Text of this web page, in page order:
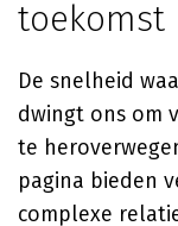
toekomst
De snelheid
dwingt ons om
te
pagina bieden
complexe